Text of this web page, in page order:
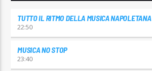
TUTTO IL RITMO DELLA MUSICA NAPOLETANA
22:50
MUSICA NO STOP
23:40